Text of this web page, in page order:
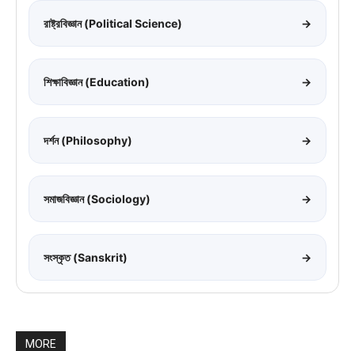
রাষ্ট্রবিজ্ঞান (Political Science) →
শিক্ষাবিজ্ঞান (Education) →
দর্শন (Philosophy) →
সমাজবিজ্ঞান (Sociology) →
সংস্কৃত (Sanskrit) →
MORE